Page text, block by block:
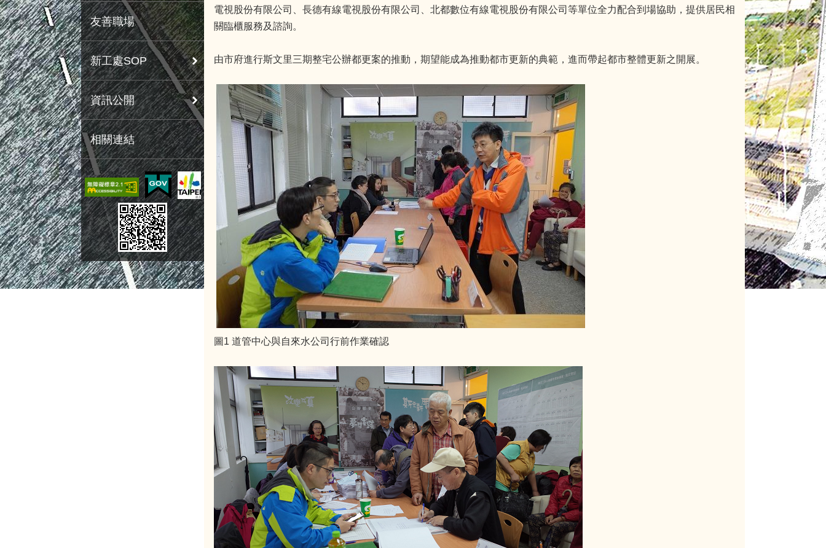
友善職場
新工處SOP
資訊公開
相關連結
電視股份有限公司、長德有線電視股份有限公司、北都數位有線電視股份有限公司等單位全力配合到場協助，提供居民相
關臨櫃服務及諮詢。
由市府進行斯文里三期整宅公辦都更案的推動，期望能成為推動都市更新的典範，進而帶起都市整體更新之開展。
圖1 道管中心與自來水公司行前作業確認